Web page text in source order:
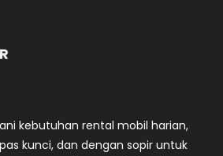
kebutuhan rental mobil harian,
kunci, dan dengan sopir untuk